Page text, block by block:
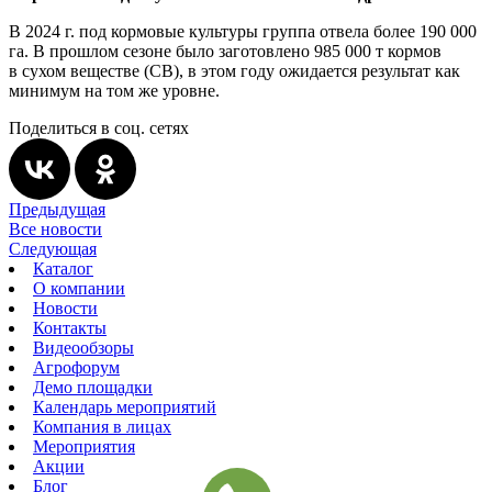
В 2024 г. под кормовые культуры группа отвела более 190 000
га. В прошлом сезоне было заготовлено 985 000 т кормов
в сухом веществе (СВ), в этом году ожидается результат как
минимум на том же уровне.
Поделиться в соц. сетях
Предыдущая
Все новости
Следующая
Каталог
О компании
Новости
Контакты
Видеообзоры
Агрофорум
Демо площадки
Календарь мероприятий
Компания в лицах
Мероприятия
Акции
Блог